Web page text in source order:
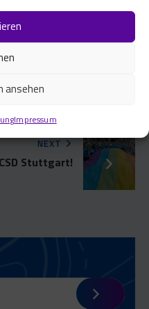
ansehen
Impressum
Grund zum Fordern
NEXT
Stuttgart!